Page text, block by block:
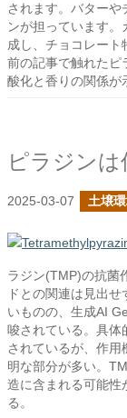
されます。バターや
ンが担っています
成し、チョコレート
前の記事で触れたピ
酸化と香りの関係が
ピラジンは
2025-03-07 土壌
ラジン(TMP)の抗菌
ドとの関連は見出
いものの、生成AI
唆されている。具体
されているが、作
明な部分が多い。
造に含まれる可能性
る。